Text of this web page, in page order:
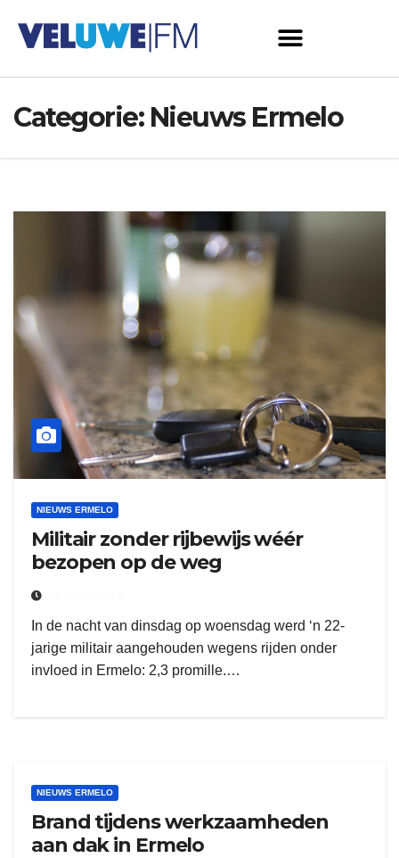
Categorie: Nieuws Ermelo
NIEUWS ERMELO
Militair zonder rijbewijs wéér
bezopen op de weg
In de nacht van dinsdag op woensdag werd ‘n 22-
jarige militair aangehouden wegens rijden onder
invloed in Ermelo: 2,3 promille.…
NIEUWS ERMELO
Brand tijdens werkzaamheden
aan dak in Ermelo